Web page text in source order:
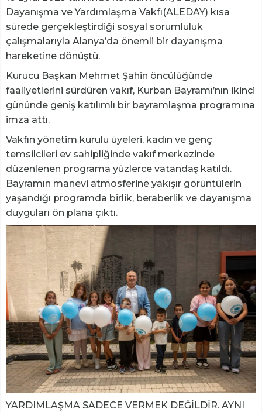
Dayanışma ve Yardımlaşma Vakfı(ALEDAY) kısa
sürede gerçekleştirdiği sosyal sorumluluk
çalışmalarıyla Alanya’da önemli bir dayanışma
hareketine dönüştü.
Kurucu Başkan Mehmet Şahin öncülüğünde
faaliyetlerini sürdüren vakıf, Kurban Bayramı’nın ikinci
gününde geniş katılımlı bir bayramlaşma programına
imza attı.
Vakfın yönetim kurulu üyeleri, kadın ve genç
temsilcileri ev sahipliğinde vakıf merkezinde
düzenlenen programa yüzlerce vatandaş katıldı.
Bayramın manevi atmosferine yakışır görüntülerin
yaşandığı programda birlik, beraberlik ve dayanışma
duyguları ön plana çıktı.
YARDIMLAŞMA SADECE VERMEK DEĞİLDİR. AYNI